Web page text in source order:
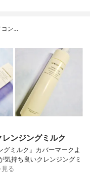
コン…
ンジングミルク
ミルク』カバーマークよ
気持ち良いクレンジングミ
る